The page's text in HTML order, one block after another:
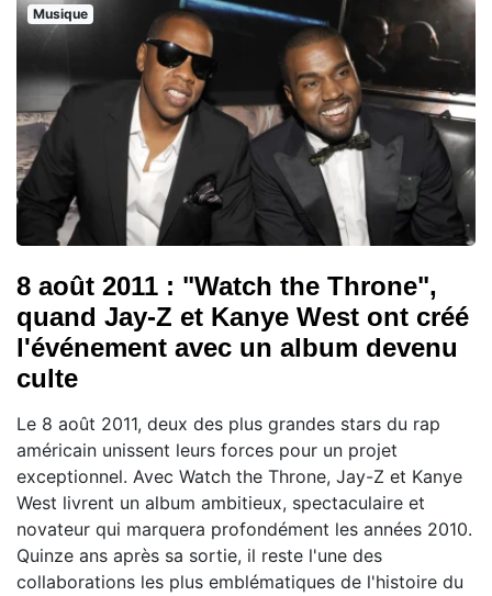
Musique
8 août 2011 : "Watch the Throne",
quand Jay-Z et Kanye West ont créé
l'événement avec un album devenu
culte
Le 8 août 2011, deux des plus grandes stars du rap
américain unissent leurs forces pour un projet
exceptionnel. Avec Watch the Throne, Jay-Z et Kanye
West livrent un album ambitieux, spectaculaire et
novateur qui marquera profondément les années 2010.
Quinze ans après sa sortie, il reste l'une des
collaborations les plus emblématiques de l'histoire du